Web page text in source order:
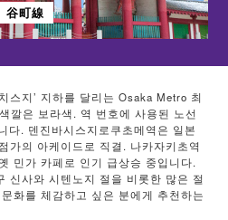
谷町線
스지’ 지하를 달리는 Osaka Metro 최
깔은 보라색. 역 번호에 사용된 노선
다. 덴진바시스지로쿠초메역은 일본
가의 아케이드로 직결. 나카자키초역
민가 카페로 인기 급상승 중입니다.
신사와 시텐노지 절을 비롯한 많은 절
화를 체감하고 싶은 분에게 추천하는